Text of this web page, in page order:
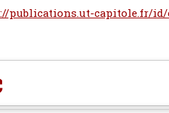
publications.ut-capitole.fr/id/